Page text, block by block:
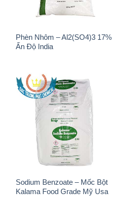
Phèn Nhôm – Al2(SO4)3 17%
Ấn Độ India
Sodium Benzoate – Mốc Bột
Kalama Food Grade Mỹ Usa